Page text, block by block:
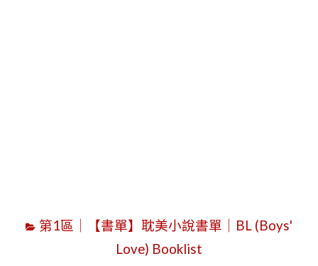
第1區｜【書單】耽美小說書單｜BL (Boys'
Love) Booklist